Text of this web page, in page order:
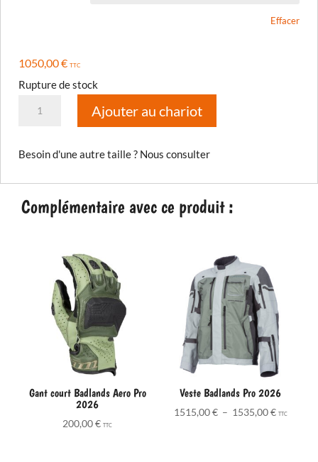
Effacer
1050,00€ TTC
Rupture de stock
quantité
Badlands
Pro
2026
Ajouter au chariot
Besoin d'une autre taille ? Nous consulter
Complémentaire avec ce produit :
Gant court Badlands Aero Pro
2026
200,00€ TTC
Veste Badlands Pro 2026
1515,00€ – 1535,00€Plage
TTC